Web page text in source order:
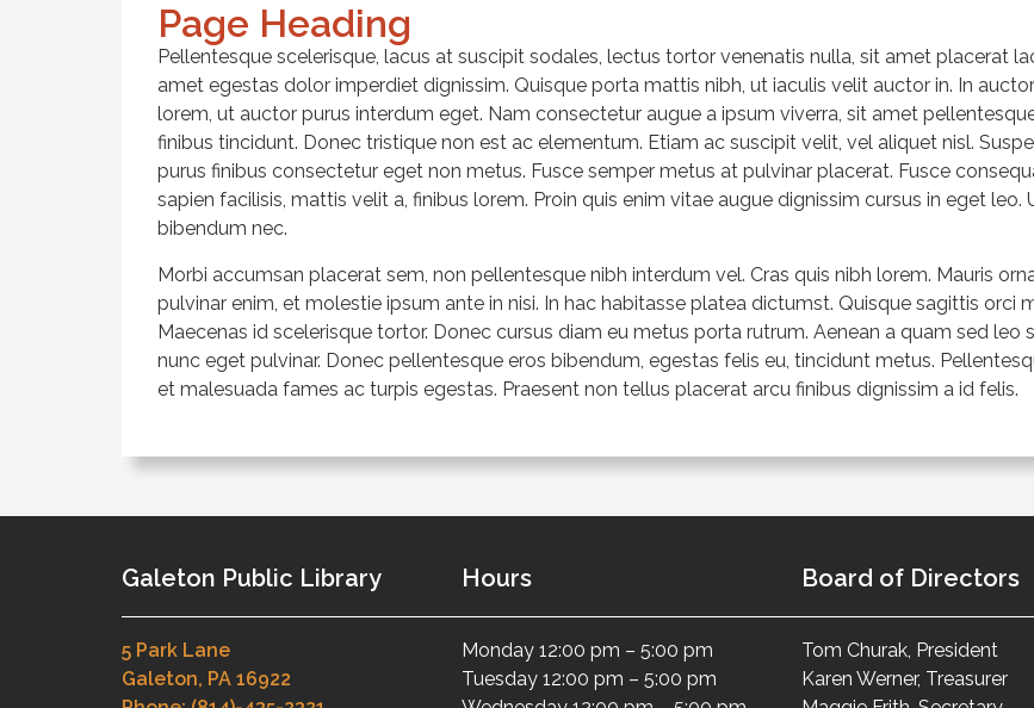
Page Heading
Pellentesque scelerisque, lacus at suscipit sodales, lectus tortor venenatis nulla, sit amet placerat
amet egestas dolor imperdiet dignissim. Quisque porta mattis nibh, ut iaculis velit auctor in. In
lorem, ut auctor purus interdum eget. Nam consectetur augue a ipsum viverra, sit amet
finibus tincidunt. Donec tristique non est ac elementum. Etiam ac suscipit velit, vel aliquet nisl.
purus finibus consectetur eget non metus. Fusce semper metus at pulvinar placerat. Fusce
sapien facilisis, mattis velit a, finibus lorem. Proin quis enim vitae augue dignissim cursus in eget
bibendum nec.
Morbi accumsan placerat sem, non pellentesque nibh interdum vel. Cras quis nibh lorem. Mauris
pulvinar enim, et molestie ipsum ante in nisi. In hac habitasse platea dictumst. Quisque sagittis orci
Maecenas id scelerisque tortor. Donec cursus diam eu metus porta rutrum. Aenean a quam sed
nunc eget pulvinar. Donec pellentesque eros bibendum, egestas felis eu, tincidunt metus.
et malesuada fames ac turpis egestas. Praesent non tellus placerat arcu finibus dignissim a id felis.
Galeton Public Library
5 Park Lane
Galeton, PA 16922
Hours
Monday 12:00 pm – 5:00 pm
Tuesday 12:00 pm – 5:00 pm
Board of Directors
Tom Churak, President
Karen Werner, Treasurer